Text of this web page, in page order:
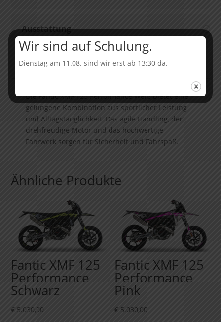
Ausstattung
Beschreibung
Die Fantic XMF 125 Performance Weiß bietet eine
gelungene Kombination aus sportlicher Leistung
und Alltagstauglichkeit. Das agile Handling, der
drehfreudige Motor und das hochwertige
Fahrwerk sorgen für Sicherheit und Fahrspaß.
Ähnliche Produkte
Fantic XMF 125
Performance
Schwarz
€ 5.030,00
Fantic XMF 125
Performance
Pink
€ 5.030,00
Wir sind auf Schulung.
Dienstag am 11.08. sind wir erst ab 13:30 da.